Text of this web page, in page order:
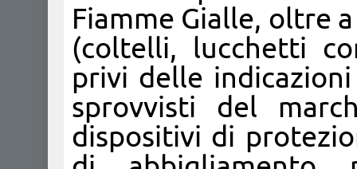
Fiamme Gialle, oltre
(coltelli, lucchetti
privi delle
sprovvisti del
dispositivi di